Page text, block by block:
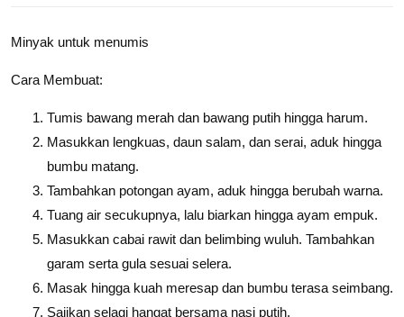
Minyak untuk menumis
Cara Membuat:
Tumis bawang merah dan bawang putih hingga harum.
Masukkan lengkuas, daun salam, dan serai, aduk hingga
bumbu matang.
Tambahkan potongan ayam, aduk hingga berubah warna.
Tuang air secukupnya, lalu biarkan hingga ayam empuk.
Masukkan cabai rawit dan belimbing wuluh. Tambahkan
garam serta gula sesuai selera.
Masak hingga kuah meresap dan bumbu terasa seimbang.
Sajikan selagi hangat bersama nasi putih.